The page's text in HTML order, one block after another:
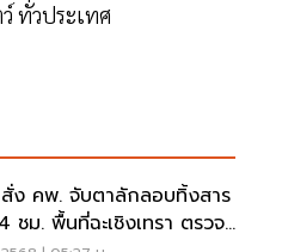
ทั่วประเทศ
ง คพ. จับตาลักลอบทิ้งสาร
ชม. พื้นที่ฉะเชิงเทรา ตรวจ